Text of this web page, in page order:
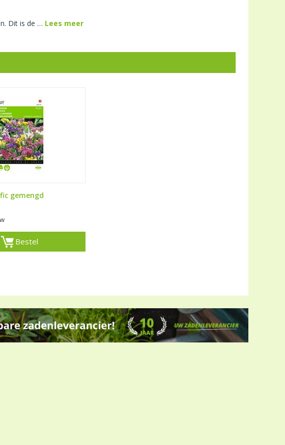
Dit is de … Lees meer
gemengd
Bestel